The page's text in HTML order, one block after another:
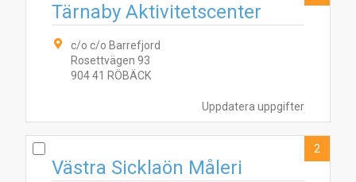
Uppdatera uppgifter
Tärnaby Aktivitetscenter
c/o c/o Barrefjord
Rosettvägen 93
904 41 RÖBÄCK
Västra Sicklaön Måleri
2